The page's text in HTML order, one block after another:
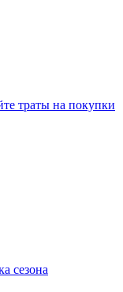
траты на покупки
сезона